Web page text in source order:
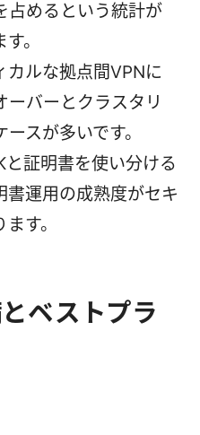
占めるという統計が
。
カルな拠点間VPNに
ーバーとクラスタリ
スが多いです。
証明書を使い分ける
書運用の成熟度がセキ
す。
ベストプラ